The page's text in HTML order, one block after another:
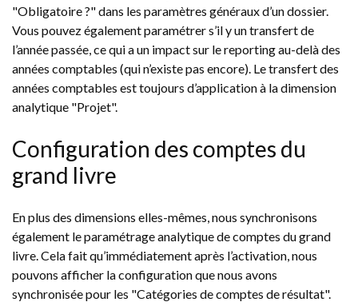
"Obligatoire ?" dans les paramètres généraux d’un dossier.
Vous pouvez également paramétrer s’il y un transfert de
l’année passée, ce qui a un impact sur le reporting au-delà des
années comptables (qui n’existe pas encore). Le transfert des
années comptables est toujours d’application à la dimension
analytique "Projet".
Configuration des comptes du
grand livre
En plus des dimensions elles-mêmes, nous synchronisons
également le paramétrage analytique de comptes du grand
livre. Cela fait qu’immédiatement après l’activation, nous
pouvons afficher la configuration que nous avons
synchronisée pour les "Catégories de comptes de résultat".